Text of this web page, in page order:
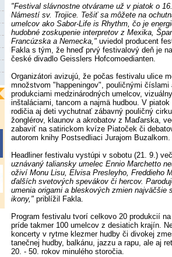
"Festival slávnostne otvárame už v piatok o
Námestí sv. Trojice. Tešiť sa môžete na
umelcov ako Sabor-Life is Rhythm, čo je
hudobné zoskupenie interpretov z Mexika,
Francúzska a Nemecka," uviedol producent
Fakla s tým, že hneď prvý festivalový deň je
české divadlo Geisslers Hofcomoedianten.
Organizátori avizujú, že počas festivalu ulice
množstvom "happeningov", pouličnými číslami
produkciami medzinárodných umelcov,
inštaláciami, tancom a najmä hudbou. V
rodičia aj deti vychutnať zábavný pouličný
žonglérov, klaunov a akrobatov z Maďarska,
zabaviť na satirickom kvíze Piatoček či
autorom knihy Postsedliaci Jurajom Buzalkom.
Headliner festivalu vystúpi v sobotu (21. 9.)
uznávaný taliansky umelec Ennio Marchetto
oživí Monu Lisu, Elvisa Presleyho, Freddieho
ďalších svetových spevákov či hercov.
umenia origami a bleskových zmien najväčšie
ikony," priblížil Fakla.
Program festivalu tvorí celkovo 20 produkcií
príde takmer 100 umelcov z desiatich krajín.
koncerty v rytme klezmer hudby či divokej
tanečnej hudby, balkánu, jazzu a rapu, ale aj
20. - 50. rokov minulého storočia.